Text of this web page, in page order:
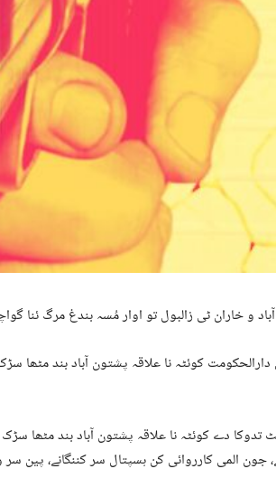
و خاران ٹی زالبول تو اوار مُسہ بندغ مرگ ئنا
کوئٹہ نا علاقہ پشتون آباد بند مٹھا
دے کوئٹہ نا علاقہ پشتون آباد بند مٹھا
جون المی کارروائی کن ہسپتال سر کننگانے، پین